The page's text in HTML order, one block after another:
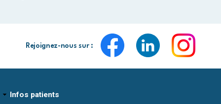
Rejoignez-nous sur :
Infos patients